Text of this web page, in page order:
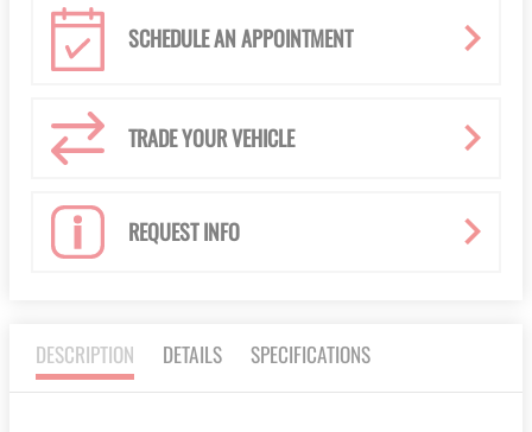
SCHEDULE AN APPOINTMENT
TRADE YOUR VEHICLE
REQUEST INFO
DESCRIPTION DETAILS SPECIFICATIONS